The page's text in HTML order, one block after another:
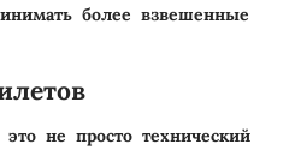
более взвешенные
не просто технический